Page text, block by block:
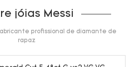
jóias Messi
profissional de diamante de
rapaz